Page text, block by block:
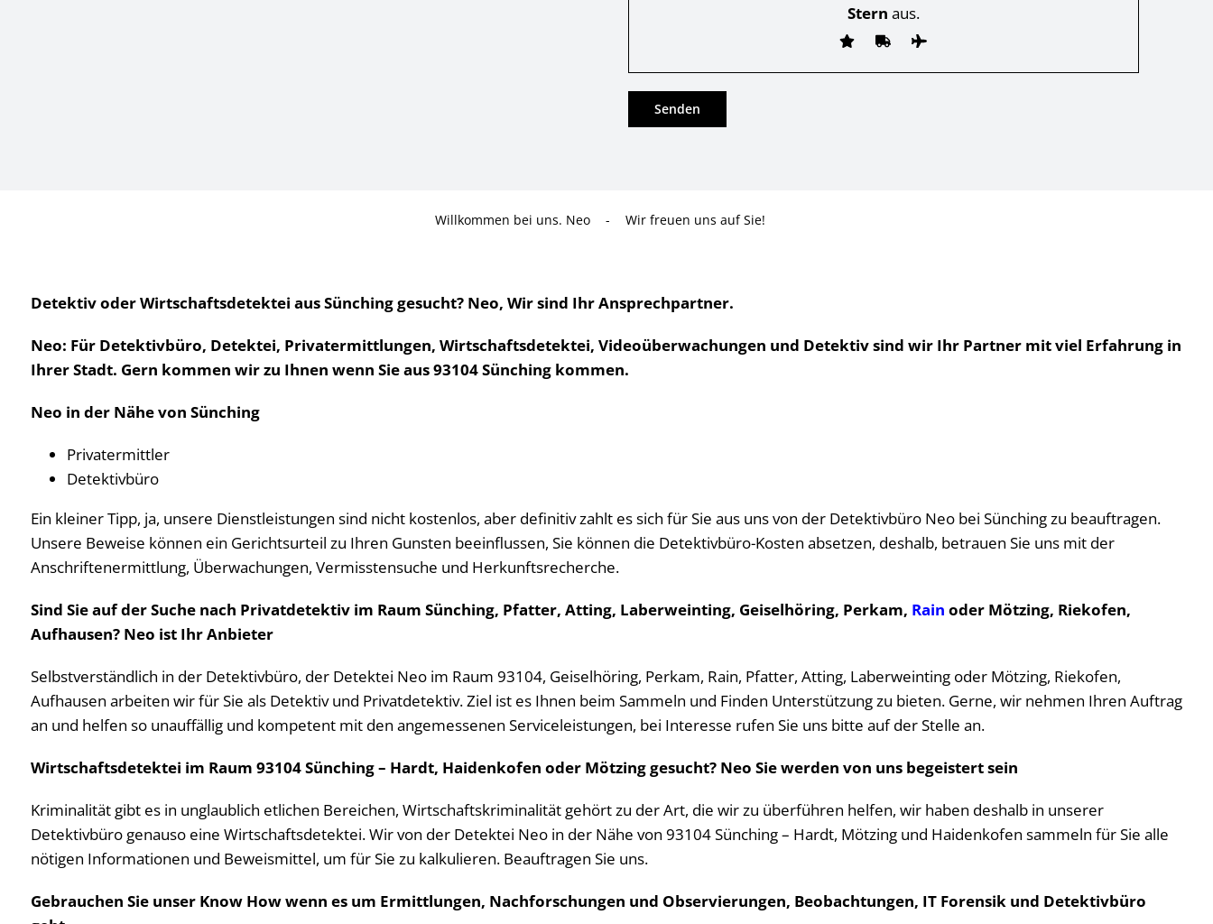
Stern aus.
Willkommen bei uns. Neo - Wir freuen uns auf Sie!
Detektiv oder Wirtschaftsdetektei aus Sünching gesucht? Neo, Wir sind Ihr Ansprechpartner.
Neo: Für Detektivbüro, Detektei, Privatermittlungen, Wirtschaftsdetektei, Videoüberwachungen und Detektiv sind wir Ihr Partner mit viel Erfahrung in
Ihrer Stadt. Gern kommen wir zu Ihnen wenn Sie aus 93104 Sünching kommen.
Neo in der Nähe von Sünching
Privatermittler
Detektivbüro
Ein kleiner Tipp, ja, unsere Dienstleistungen sind nicht kostenlos, aber definitiv zahlt es sich für Sie aus uns von der Detektivbüro Neo bei Sünching zu beauftragen.
Unsere Beweise können ein Gerichtsurteil zu Ihren Gunsten beeinflussen, Sie können die Detektivbüro-Kosten absetzen, deshalb, betrauen Sie uns mit der
Anschriftenermittlung, Überwachungen, Vermisstensuche und Herkunftsrecherche.
Sind Sie auf der Suche nach Privatdetektiv im Raum Sünching, Pfatter, Atting, Laberweinting, Geiselhöring, Perkam, Rain oder Mötzing, Riekofen,
Aufhausen? Neo ist Ihr Anbieter
Selbstverständlich in der Detektivbüro, der Detektei Neo im Raum 93104, Geiselhöring, Perkam, Rain, Pfatter, Atting, Laberweinting oder Mötzing, Riekofen,
Aufhausen arbeiten wir für Sie als Detektiv und Privatdetektiv. Ziel ist es Ihnen beim Sammeln und Finden Unterstützung zu bieten. Gerne, wir nehmen Ihren Auftrag
an und helfen so unauffällig und kompetent mit den angemessenen Serviceleistungen, bei Interesse rufen Sie uns bitte auf der Stelle an.
Wirtschaftsdetektei im Raum 93104 Sünching – Hardt, Haidenkofen oder Mötzing gesucht? Neo Sie werden von uns begeistert sein
Kriminalität gibt es in unglaublich etlichen Bereichen, Wirtschaftskriminalität gehört zu der Art, die wir zu überführen helfen, wir haben deshalb in unserer
Detektivbüro genauso eine Wirtschaftsdetektei. Wir von der Detektei Neo in der Nähe von 93104 Sünching – Hardt, Mötzing und Haidenkofen sammeln für Sie alle
nötigen Informationen und Beweismittel, um für Sie zu kalkulieren. Beauftragen Sie uns.
Gebrauchen Sie unser Know How wenn es um Ermittlungen, Nachforschungen und Observierungen, Beobachtungen, IT Forensik und Detektivbüro